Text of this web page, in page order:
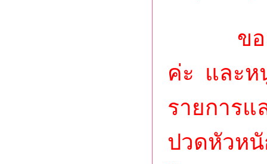
ขออนุ
ค่ะ และห
รายการ
ปวดหัวหนั